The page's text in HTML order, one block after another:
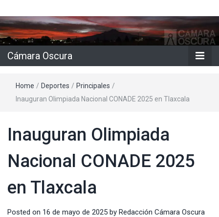
Cámara
Oscura
Cámara Oscura
Home / Deportes / Principales /
Inauguran Olimpiada Nacional CONADE 2025 en Tlaxcala
Inauguran Olimpiada
Nacional CONADE 2025
en Tlaxcala
Posted on 16 de mayo de 2025 by Redacción Cámara Oscura